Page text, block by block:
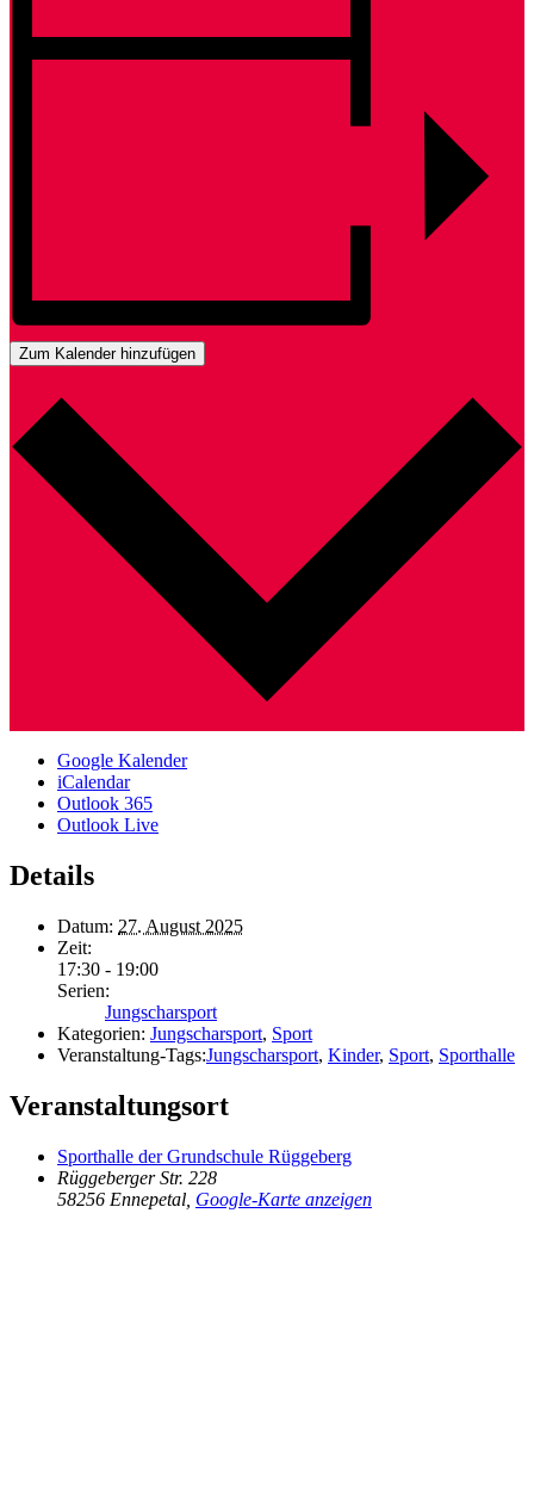
Zum Kalender hinzufügen
Google Kalender
iCalendar
Outlook 365
Outlook Live
Details
Datum: 27. August 2025
Zeit:
17:30 - 19:00
Serien:
Jungscharsport
Kategorien: Jungscharsport, Sport
Veranstaltung-Tags:Jungscharsport, Kinder, Sport, Sporthalle
Veranstaltungsort
Sporthalle der Grundschule Rüggeberg
Rüggeberger Str. 228
58256 Ennepetal Google-Karte anzeigen